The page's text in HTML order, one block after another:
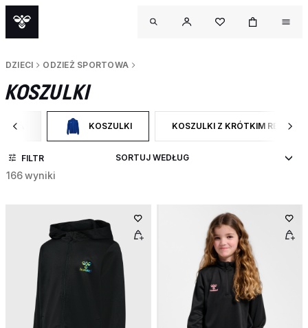
DZIECI ODZIEŻ SPORTOWA
KOSZULKI
ODZIEŻ SPORTOWAKOSZULKIWYBRANY OBECNIE ZAWĘŻONO DO CATEGORY:
KOSZULKI Z KRÓTKIM
ZAWĘŹ DO RODZAJ
FILTR
166 wyniki